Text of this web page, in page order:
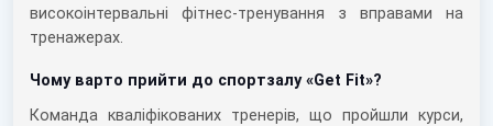
високоінтервальні фітнес-тренування з вправами на
тренажерах.
Чому варто прийти до спортзалу «Get Fit»?
Команда кваліфікованих тренерів, що пройшли курси,